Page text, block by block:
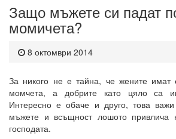
Защо мъжете си падат
момичета?
8 октомври 2014
За никого не е тайна, че жените имат
момчета, а добрите като цяло са
Интересно е обаче и друго, това
мъжете и всъщност лошото
господата.